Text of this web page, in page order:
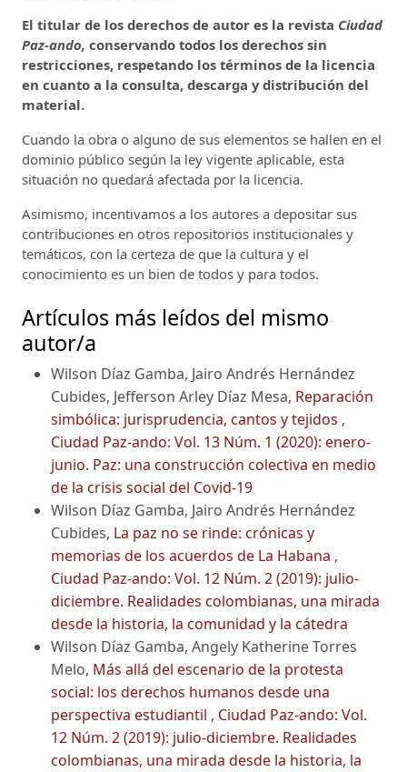
El titular de los derechos de autor es la revista Ciudad
Paz-ando, conservando todos los derechos sin
restricciones, respetando los términos de la licencia
en cuanto a la consulta, descarga y distribución del
material.
Cuando la obra o alguno de sus elementos se hallen en el
dominio público según la ley vigente aplicable, esta
situación no quedará afectada por la licencia.
Asimismo, incentivamos a los autores a depositar sus
contribuciones en otros repositorios institucionales y
temáticos, con la certeza de que la cultura y el
conocimiento es un bien de todos y para todos.
Artículos más leídos del mismo
autor/a
Wilson Díaz Gamba, Jairo Andrés Hernández
Cubides, Jefferson Arley Díaz Mesa, Reparación
simbólica: jurisprudencia, cantos y tejidos ,
Ciudad Paz-ando: Vol. 13 Núm. 1 (2020): enero-
junio. Paz: una construcción colectiva en medio
de la crisis social del Covid-19
Wilson Díaz Gamba, Jairo Andrés Hernández
Cubides, La paz no se rinde: crónicas y
memorias de los acuerdos de La Habana ,
Ciudad Paz-ando: Vol. 12 Núm. 2 (2019): julio-
diciembre. Realidades colombianas, una mirada
desde la historia, la comunidad y la cátedra
Wilson Díaz Gamba, Angely Katherine Torres
Melo, Más allá del escenario de la protesta
social: los derechos humanos desde una
perspectiva estudiantil , Ciudad Paz-ando: Vol.
12 Núm. 2 (2019): julio-diciembre. Realidades
colombianas, una mirada desde la historia, la